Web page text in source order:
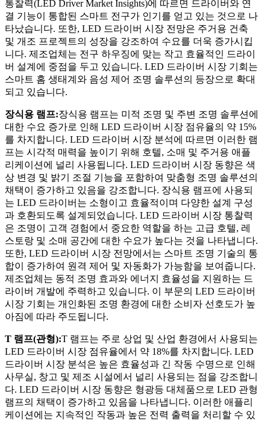
통찰력(LED Driver Market Insights)에 따르면 드라이버와 연
결 기능이 통합된 스마트 전구가 인기를 얻고 있는 것으로 나
타났습니다. 또한, LED 드라이버 시장 전망은 주거용 건축
및 개조 프로젝트의 성장을 강조하여 수요를 더욱 증가시킵
니다. 제조업체는 전구 하우징에 맞는 작고 효율적인 드라이
버 설계에 중점을 두고 있습니다. LED 드라이버 시장 기회는
스마트 홈 생태계와 음성 제어 조명 솔루션의 등장으로 확대
되고 있습니다.
장식용 램프:장식용 램프는 미적 조명 및 주변 조명 솔루션에
대한 수요 증가로 인해 LED 드라이버 시장 점유율의 약 15%
를 차지합니다. LED 드라이버 시장 분석에 따르면 이러한 램
프는 시각적 매력을 높이기 위해 호텔, 소매 및 주거용 애플
리케이션에 널리 사용됩니다. LED 드라이버 시장 동향은 색
상 변경 및 밝기 조절 기능을 포함하여 맞춤형 조명 솔루션의
채택이 증가하고 있음을 강조합니다. 장식용 램프에 사용되
는 LED 드라이버는 소형이고 효율적이며 다양한 설계 구성
과 호환되도록 설계되었습니다. LED 드라이버 시장 통찰력
은 조명이 고객 경험에서 중요한 역할을 하는 고급 호텔, 레
스토랑 및 소매 공간에 대한 수요가 높다는 것을 나타냅니다.
또한, LED 드라이버 시장 전망에서는 스마트 조명 기술의 통
합이 증가하여 원격 제어 및 자동화가 가능함을 보여줍니다.
제조업체는 동적 조명 효과와 에너지 효율성을 지원하는 드
라이버 개발에 주력하고 있습니다. 이 부문의 LED 드라이버
시장 기회는 개인화된 조명 환경에 대한 소비자 선호도가 높
아짐에 따라 주도됩니다.
T 램프(관형):T 램프는 주로 상업 및 산업 환경에서 사용되는
LED 드라이버 시장 점유율에서 약 18%를 차지합니다. LED
드라이버 시장 분석은 높은 효율성과 긴 작동 수명으로 인해
사무실, 창고 및 제조 시설에서 널리 사용되는 점을 강조합니
다. LED 드라이버 시장 동향은 형광등 대체품으로 LED 관형
램프의 채택이 증가하고 있음을 나타냅니다. 이러한 애플리
케이션에는 지속적인 작동과 높은 전력 출력을 처리할 수 있